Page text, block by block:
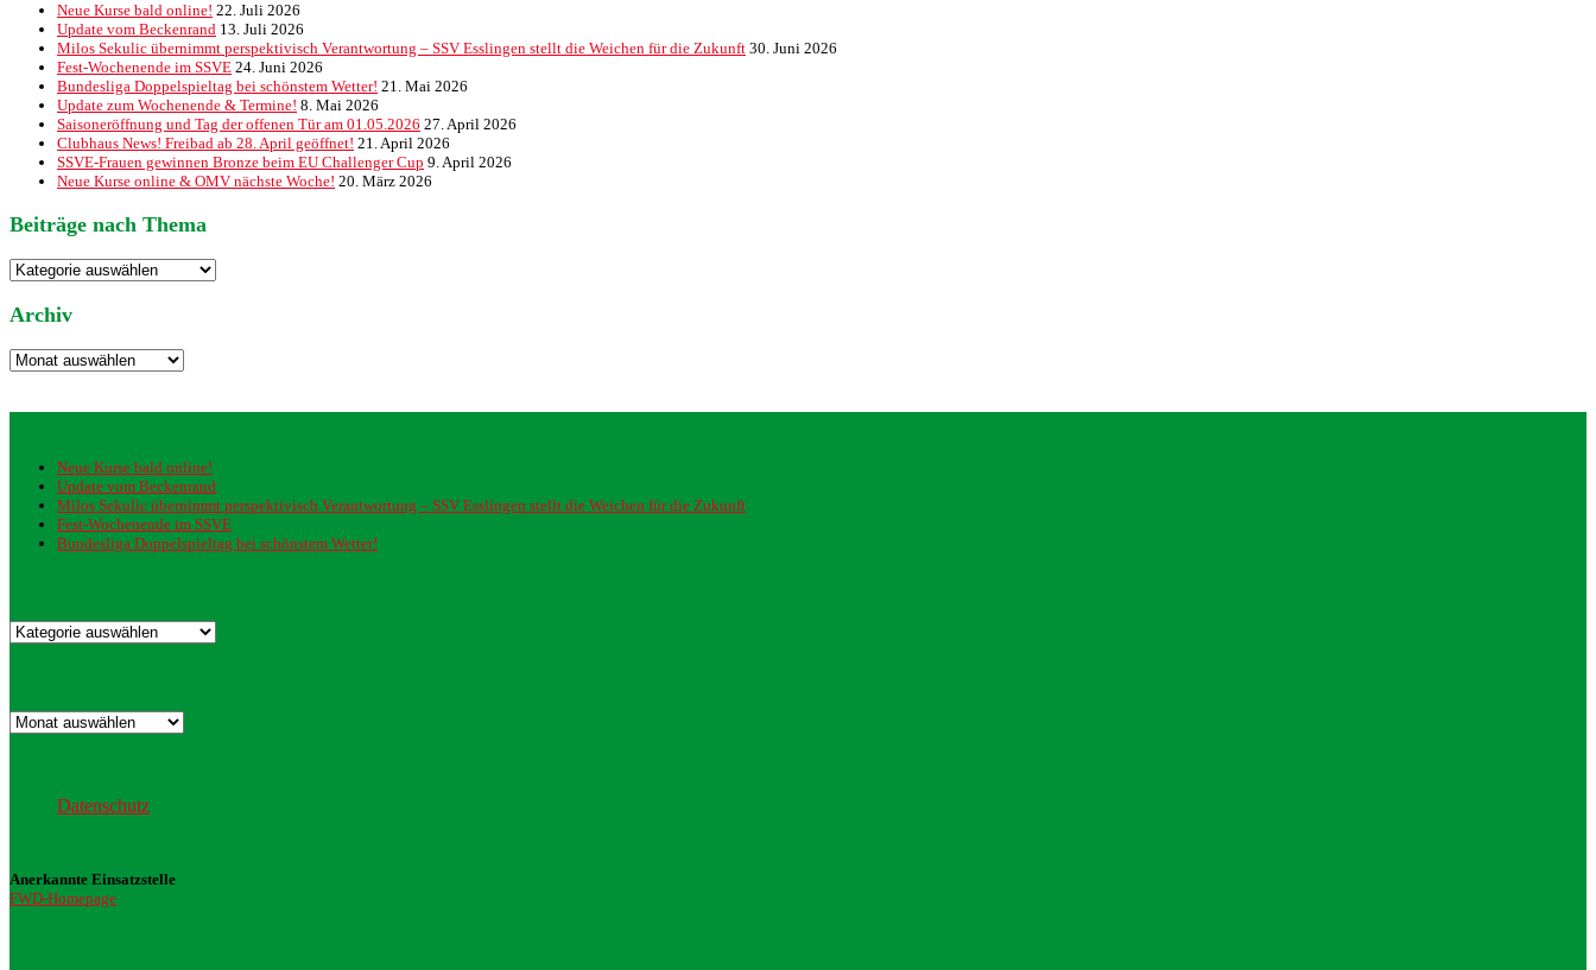
Neue Kurse bald online! 22. Juli 2026
Update vom Beckenrand 13. Juli 2026
Milos Sekulic übernimmt perspektivisch Verantwortung – SSV Esslingen stellt die Weichen für die Zukunft 30. Juni 2026
Fest-Wochenende im SSVE 24. Juni 2026
Bundesliga Doppelspieltag bei schönstem Wetter! 21. Mai 2026
Update zum Wochenende & Termine! 8. Mai 2026
Saisoneröffnung und Tag der offenen Tür am 01.05.2026 27. April 2026
Clubhaus News! Freibad ab 28. April geöffnet! 21. April 2026
SSVE-Frauen gewinnen Bronze beim EU Challenger Cup 9. April 2026
Neue Kurse online & OMV nächste Woche! 20. März 2026
Beiträge nach Thema
Beiträge
nach
Thema
Archiv
Archiv
Neue Kurse bald online!
Update vom Beckenrand
Milos Sekulic übernimmt perspektivisch Verantwortung – SSV Esslingen stellt die Weichen für die Zukunft
Fest-Wochenende im SSVE
Bundesliga Doppelspieltag bei schönstem Wetter!
Kategorien
Archiv
Datenschutz
Anerkannte Einsatzstelle
FWD-Homepage